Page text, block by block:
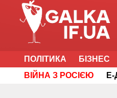
ПОЛІТИКА БІЗНЕС
ВІЙНА З РОСІЄЮ